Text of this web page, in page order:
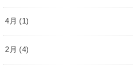
4月 (1)
2月 (4)